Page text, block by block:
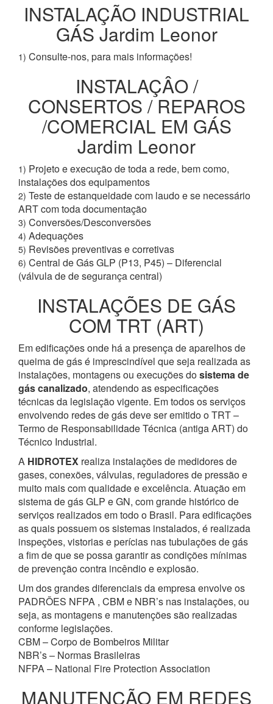
INSTALAÇÃO INDUSTRIAL
GÁS Jardim Leonor
1) Consulte-nos, para mais informações!
INSTALAÇÂO /
CONSERTOS / REPAROS
/COMERCIAL EM GÁS
Jardim Leonor
1) Projeto e execução de toda a rede, bem como,
instalações dos equipamentos
2) Teste de estanqueidade com laudo e se necessário
ART com toda documentação
3) Conversões/Desconversões
4) Adequações
5) Revisões preventivas e corretivas
6) Central de Gás GLP (P13, P45) – Diferencial
(válvula de de segurança central)
INSTALAÇÕES DE GÁS
COM TRT (ART)
Em edificações onde há a presença de aparelhos de
queima de gás é imprescindível que seja realizada as
instalações, montagens ou execuções dosistema de
gás canalizado, atendendo as especificações
técnicas da legislação vigente. Em todos os serviços
envolvendo redes de gás deve ser emitido o TRT –
Termo de Responsabilidade Técnica (antiga ART) do
Técnico Industrial.
A HIDROTEX realiza instalações de medidores de
gases, conexões, válvulas, reguladores de pressão e
muito mais com qualidade e excelência. Atuação em
sistema de gás GLP e GN, com grande histórico de
serviços realizados em todo o Brasil. Para edificações
as quais possuem os sistemas instalados, é realizada
inspeções, vistorias e perícias nas tubulações de gás
a fim de que se possa garantir as condições mínimas
de prevenção contra incêndio e explosão.
Um dos grandes diferenciais da empresa envolve os
PADRÕES NFPA , CBM e NBR’s nas instalações, ou
seja, as montagens e manutenções são realizadas
conforme legislações.
CBM – Corpo de Bombeiros Militar
NBR’s – Normas Brasileiras
NFPA – National Fire Protection Association
MANUTENÇÃO EM REDES